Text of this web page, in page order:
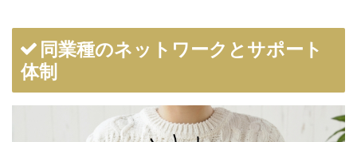
同業種のネットワークとサポート
体制